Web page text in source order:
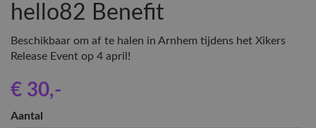
hello82 Benefit
Beschikbaar om af te halen in Arnhem tijdens het Xikers
Release Event op 4 april!
€ 30,-
Aantal